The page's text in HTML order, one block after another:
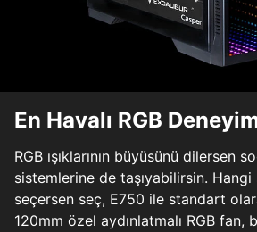
En Havalı RGB
RGB ışıklarının büyüsünü dilersen
sistemlerine de taşıyabilirsin.
seçersen seç, E750 ile standart
120mm özel aydınlatmalı RGB fan,